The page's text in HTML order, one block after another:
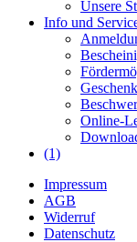
Unsere
Info und
Online-
(1)
Impressum
AGB
Widerruf
Datenschutz